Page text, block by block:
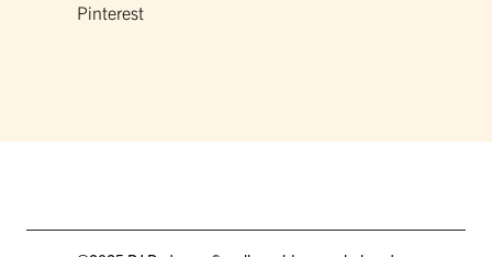
Pinterest